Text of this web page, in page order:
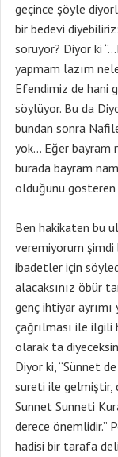
geçince şöyle
bir bedevi
soruyor? Diyor ki
yapmam lazım
Efendimiz de hani
söylüyor. Bu da
bundan sonra
yok… Eğer bayram
burada bayram
olduğunu
Ben hakikaten bu
veremiyorum
ibadetler için
alacaksınız öbür
genç ihtiyar ayrımı
çağrılması ile ilgili
olarak ta
Diyor ki, “Sünnet
sureti ile gelmiştir,
Sunnet Sunneti
derece önemlidir.”
hadisi bir tarafa